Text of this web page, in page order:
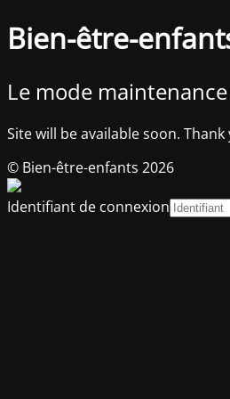
Bien-être-
Le mode
Site will be available soon.
© Bien-être-enfants 2026
Identifiant de connexion